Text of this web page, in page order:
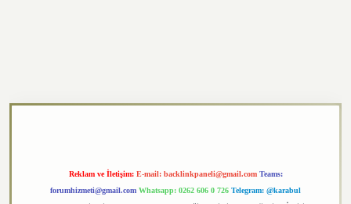
Reklam ve İletişim: E-mail: backlinkpaneli@gmail.com Teams:
forumhizmeti@gmail.com Whatsapp: 0262 606 0 726 Telegram: @karabul